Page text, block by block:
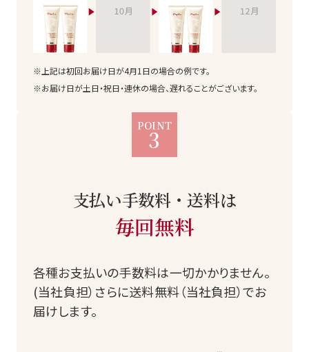
※上記は初回お届け日が4月1日の場合の例です。
※お届け日が土日・祝日・連休の場合、遅れることがございます。
POINT
3
支払い手数料・送料は
毎回無料
各種お支払いの手数料は一切かかりません。
(当社負担）さらに送料無料（当社負担）でお
届けします。